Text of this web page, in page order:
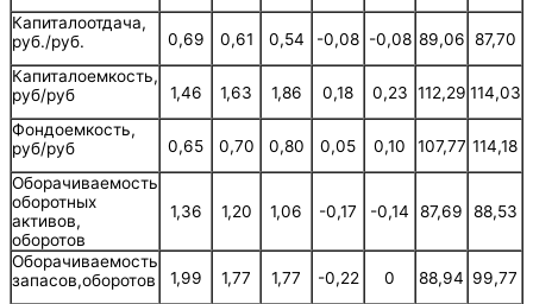
Капиталоотдача,
руб./руб.
0,69 0,61 0,54 -0,08 -0,08 89,06 87,70
Капиталоемкость,
руб/руб
1,46 1,63 1,86 0,18 0,23 112,29 114,03
Фондоемкость,
руб/руб
0,65 0,70 0,80 0,05 0,10 107,77 114,18
Оборачиваемость
оборотных
активов,
оборотов
1,36 1,20 1,06 -0,17 -0,14 87,69 88,53
Оборачиваемость
запасов,оборотов
1,99 1,77 1,77 -0,22 0 88,94 99,77